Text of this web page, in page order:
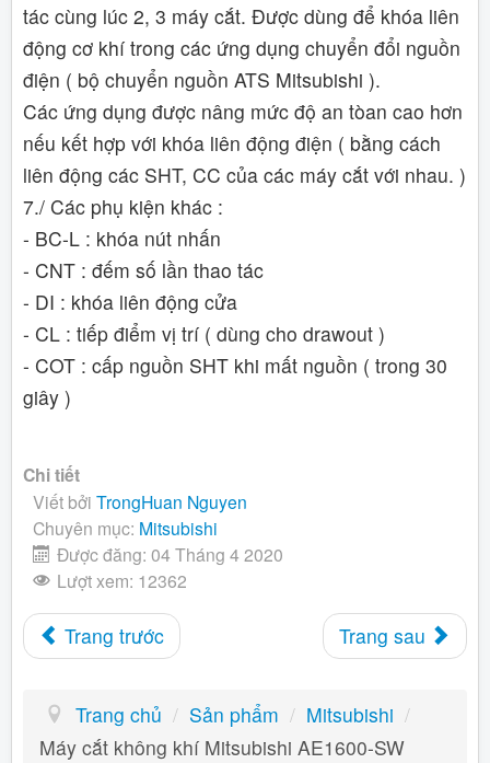
tác cùng lúc 2, 3 máy cắt. Được dùng để khóa liên
động cơ khí trong các ứng dụng chuyển đổi nguồn
điện ( bộ chuyển nguồn ATS Mitsubishi ).
Các ứng dụng được nâng mức độ an tòan cao hơn
nếu kết hợp với khóa liên động điện ( bằng cách
liên động các SHT, CC của các máy cắt với nhau. )
7./ Các phụ kiện khác :
- BC-L : khóa nút nhấn
- CNT : đếm số lần thao tác
- DI : khóa liên động cửa
- CL : tiếp điểm vị trí ( dùng cho drawout )
- COT : cấp nguồn SHT khi mất nguồn ( trong 30
giây )
Chi tiết
Viết bởi TrongHuan Nguyen
Chuyên mục: Mitsubishi
Được đăng: 04 Tháng 4 2020
Lượt xem: 12362
Trang trước Trang sau
Trang chủ / Sản phẩm / Mitsubishi /
Máy cắt không khí Mitsubishi AE1600-SW